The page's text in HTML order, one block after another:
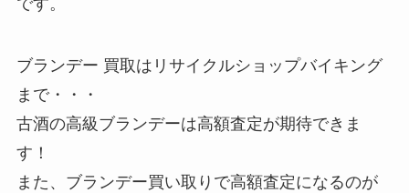
です。
ブランデー 買取はリサイクルショップバイキング
まで・・・
古酒の高級ブランデーは高額査定が期待できま
す！
また、ブランデー買い取りで高額査定になるのが